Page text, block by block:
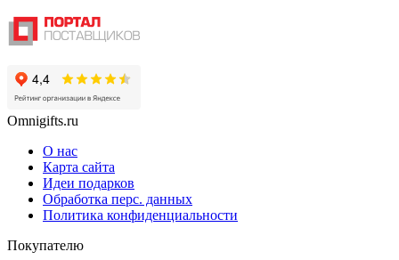
Omnigifts.ru
О нас
Карта сайта
Идеи подарков
Обработка перс. данных
Политика конфиденциальности
Покупателю